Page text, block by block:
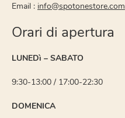
Email : info@spotonestore.com
Orari di apertura
LUNEDì – SABATO
9:30-13:00 / 17:00-22:30
DOMENICA